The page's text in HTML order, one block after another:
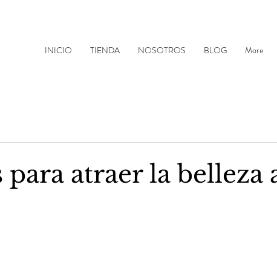
INICIO TIENDA NOSOTROS BLOG More
para atraer la belleza